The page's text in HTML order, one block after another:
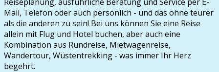
Mail, Telefon oder auch persönlich - und das ohne teurer
als die anderen zu sein! Bei uns können Sie eine Reise
allein mit Flug und Hotel buchen, aber auch eine
Kombination aus Rundreise, Mietwagenreise,
Wandertour, Wüstentrekking - was immer Ihr Herz
begehrt.